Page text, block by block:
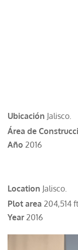
Ubicación Jalisco.
Área de
Año 2016
Location Jalisco.
Plot area 204,514
Year 2016